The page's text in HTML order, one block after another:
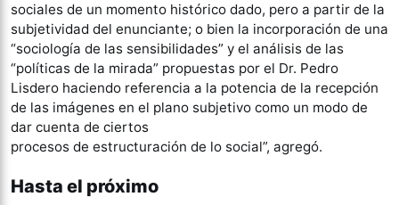
sociales de un momento histórico dado, pero a partir de la
subjetividad del enunciante; o bien la incorporación de una
“sociología de las sensibilidades” y el análisis de las
“políticas de la mirada” propuestas por el Dr. Pedro
Lisdero haciendo referencia a la potencia de la recepción
de las imágenes en el plano subjetivo como un modo de
dar cuenta de ciertos
procesos de estructuración de lo social”, agregó.
Hasta el próximo